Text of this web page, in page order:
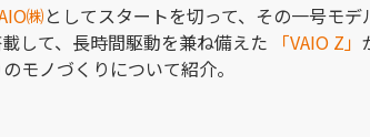
㈱としてスタートを切って、その一号モデ
して、長時間駆動を兼ね備えた 「VAIO Z」
モノづくりについて紹介。